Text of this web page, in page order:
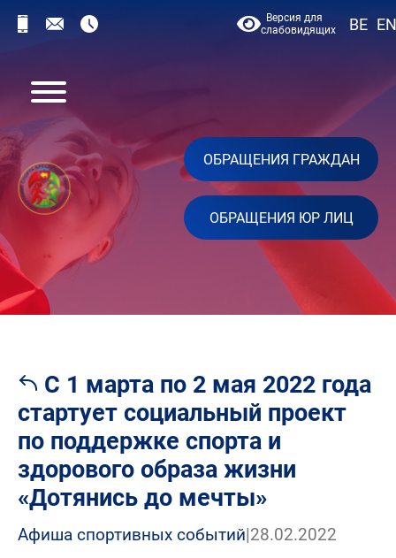
Версия для
слабовидящих
BE EN
ОБРАЩЕНИЯ ГРАЖДАН
ОБРАЩЕНИЯ ЮР ЛИЦ
С 1 марта по 2 мая 2022 года
стартует социальный проект
по поддержке спорта и
здорового образа жизни
«Дотянись до мечты»
Афиша спортивных событий|28.02.2022